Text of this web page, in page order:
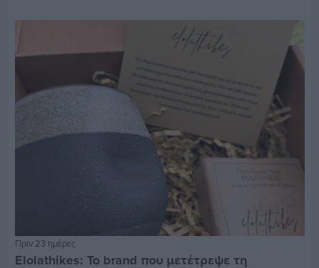
Πριν 23 ημέρες
Elolathikes: Το brand που μετέτρεψε τη